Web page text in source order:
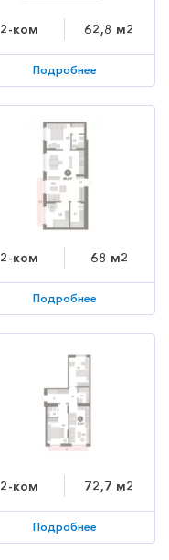
2-ком 62,8 м2
Подробнее
2-ком 68 м2
Подробнее
2-ком 72,7 м2
Подробнее